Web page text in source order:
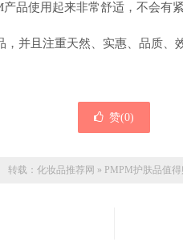
品使用起来非常舒适，不会有
并且注重天然、实惠、品质、
赞(0)
转载： 化妆品推荐网 » PMPM护肤品值得